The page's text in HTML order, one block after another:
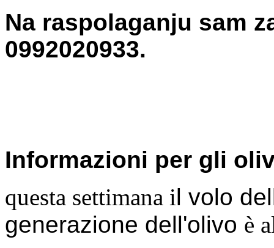
Na raspolaganju sam
0992020933.
Informazioni per gli
questa settimana il volo
generazione dell'olivo è